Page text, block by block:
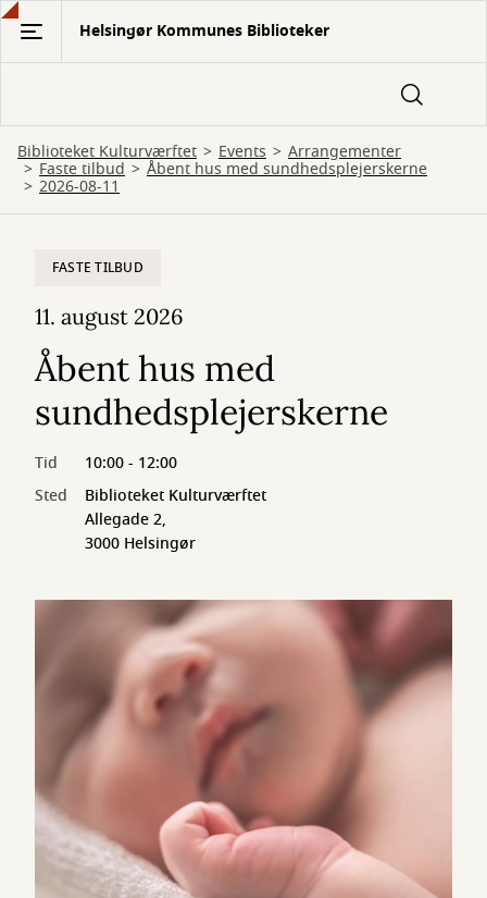
Gå
hovedindhold
Helsingør Kommunes Biblioteker
Biblioteket Kulturværftet Events Arrangementer
Faste tilbud Åbent hus med sundhedsplejerskerne
2026-08-11
FASTE TILBUD
11. august 2026
Åbent hus med
sundhedsplejerskerne
Tid
10:00 - 12:00
Sted
Biblioteket Kulturværftet
Allegade 2,
3000 Helsingør